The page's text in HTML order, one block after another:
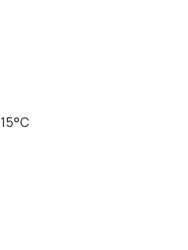
15°C